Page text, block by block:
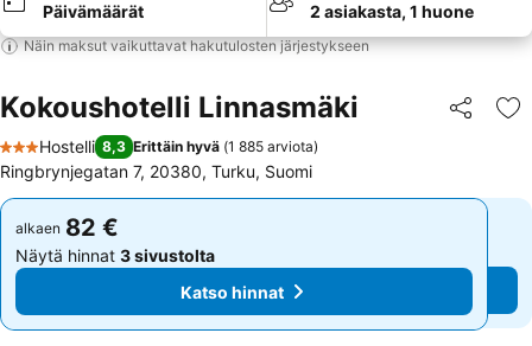
Päivämäärät 2 asiakasta, 1 huone
Näin maksut vaikuttavat hakutulosten järjestykseen
Kokoushotelli Linnasmäki Jaa
3 Tähtiluokitus
Hostelli 8,3 Erittäin hyvä (1 885 arviota)
Ringbrynjegatan 7, 20380, Turku, Suomi
alkaen 82 €
Näytä hinnat 3 sivustolta
Katso hinnat
alkaen 82 €
Näytä hinnat 3 sivustolta
Katso hinnat